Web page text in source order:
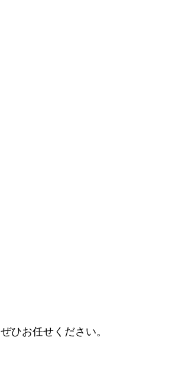
ぜひお任せください。